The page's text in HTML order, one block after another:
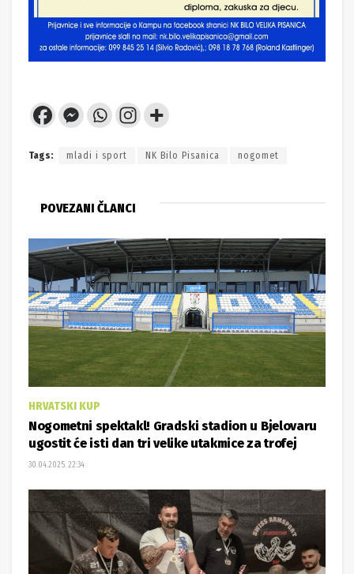
Tags: mladi i sport NK Bilo Pisanica nogomet
POVEZANI ČLANCI
HRVATSKI KUP
Nogometni spektakl! Gradski stadion u Bjelovaru
ugostit će isti dan tri velike utakmice za trofej
30.04.2025. 22:34